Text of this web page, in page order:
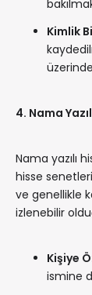
Kimlik
4. Nama
Nama yazılı
hisse
ve genellikle
izlenebilir
Kişiye
ismine